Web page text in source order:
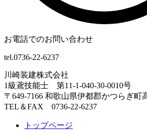
お電話でのお問い合わせ
tel.0736-22-6237
川崎装建株式会社
1級鳶技能士 第11-1-040-30-0010号
〒649-7166 和歌山県伊都郡かつらぎ町
TEL＆FAX 0736-22-6237
トップページ